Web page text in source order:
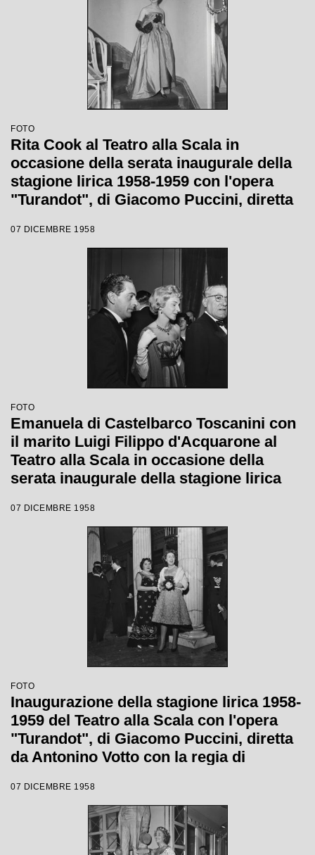
FOTO
Rita Cook al Teatro alla Scala in
occasione della serata inaugurale della
stagione lirica 1958-1959 con l'opera
"Turandot", di Giacomo Puccini, diretta
Margherita Wallmann
07 DICEMBRE 1958
FOTO
Emanuela di Castelbarco Toscanini con
il marito Luigi Filippo d'Acquarone al
Teatro alla Scala in occasione della
serata inaugurale della stagione lirica
Giacomo Puccini, diretta da Antonino
Votto con la regia di Margherita
07 DICEMBRE 1958
FOTO
Inaugurazione della stagione lirica 1958-
1959 del Teatro alla Scala con l'opera
"Turandot", di Giacomo Puccini, diretta
da Antonino Votto con la regia di
07 DICEMBRE 1958